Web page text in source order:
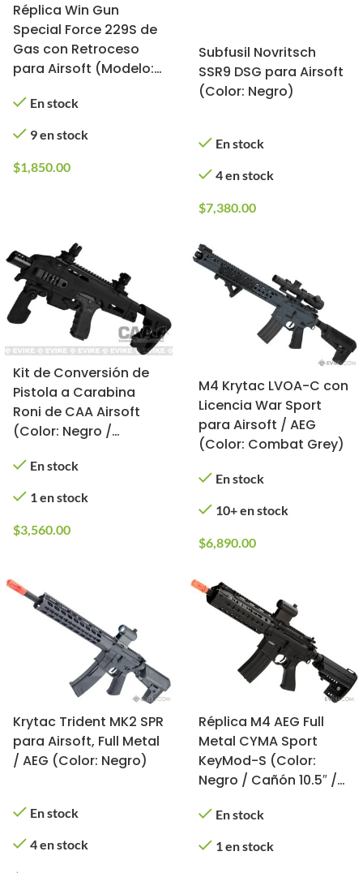
Réplica Win Gun
Special Force 229S de
Gas con Retroceso
para Airsoft (Modelo:
En stock
9 en stock
$1,850.00
Subfusil Novritsch
SSR9 DSG para Airsoft
(Color: Negro)
En stock
4 en stock
$7,380.00
Kit de Conversión de
Pistola a Carabina
Roni de CAA Airsoft
(Color: Negro /
En stock
1 en stock
$3,560.00
M4 Krytac LVOA-C con
Licencia War Sport
para Airsoft / AEG
(Color: Combat Grey)
En stock
10+ en stock
$6,890.00
Krytac Trident MK2 SPR
para Airsoft, Full Metal
/ AEG (Color: Negro)
En stock
4 en stock
Réplica M4 AEG Full
Metal CYMA Sport
KeyMod-S (Color:
Negro / Cañón 10.5″ /
En stock
1 en stock